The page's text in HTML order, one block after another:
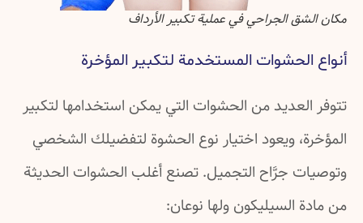
مكان الشق الجراحي في عملية تكبير الأرداف
أنواع الحشوات المستخدمة لتكبير المؤخرة
تتوفر العديد من الحشوات التي يمكن استخدامها لتكبير
المؤخرة، ويعود اختيار نوع الحشوة لتفضيلك الشخصي
وتوصيات جرَّاح التجميل. تصنع أغلب الحشوات الحديثة
من مادة السيليكون ولها نوعان: